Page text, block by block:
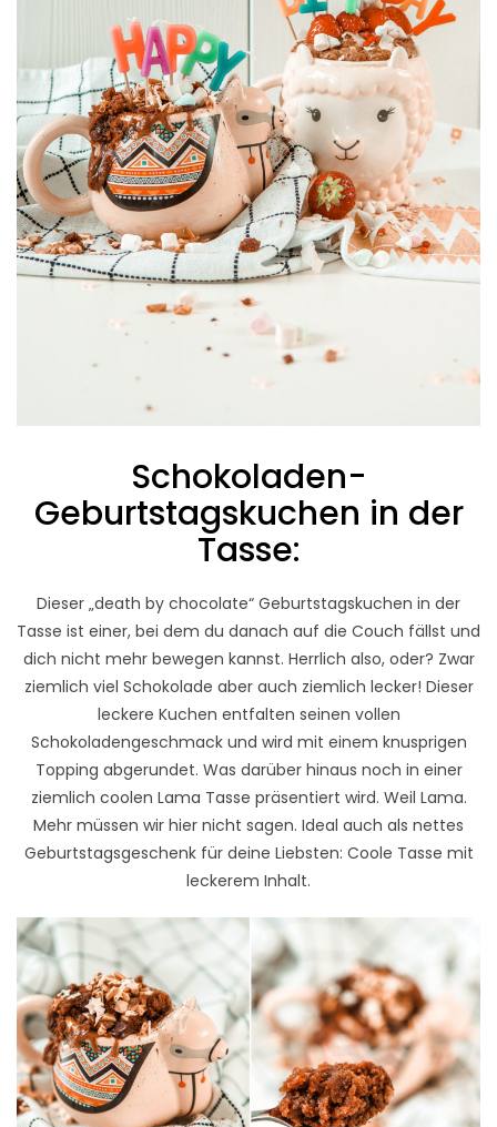
Schokoladen-
Geburtstagskuchen in der
Tasse:
Dieser „death by chocolate“ Geburtstagskuchen in der
Tasse ist einer, bei dem du danach auf die Couch fällst und
dich nicht mehr bewegen kannst. Herrlich also, oder? Zwar
ziemlich viel Schokolade aber auch ziemlich lecker! Dieser
leckere Kuchen entfalten seinen vollen
Schokoladengeschmack und wird mit einem knusprigen
Topping abgerundet. Was darüber hinaus noch in einer
ziemlich coolen Lama Tasse präsentiert wird. Weil Lama.
Mehr müssen wir hier nicht sagen. Ideal auch als nettes
Geburtstagsgeschenk für deine Liebsten: Coole Tasse mit
leckerem Inhalt.